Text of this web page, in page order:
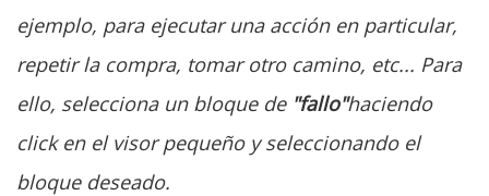
ejemplo, para ejecutar una acción en particular,
repetir la compra, tomar otro camino, etc... Para
ello, selecciona un bloque de "fallo"haciendo
click en el visor pequeño y seleccionando el
bloque deseado.